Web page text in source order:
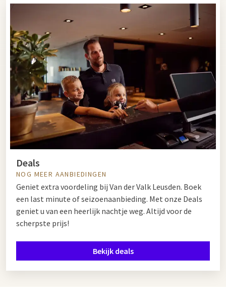
Deals
NOG MEER AANBIEDINGEN
Geniet extra voordeling bij Van der Valk Leusden. Boek
een last minute of seizoenaanbieding. Met onze Deals
geniet u van een heerlijk nachtje weg. Altijd voor de
scherpste prijs!
Bekijk deals